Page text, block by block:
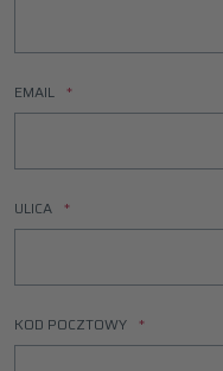
EMAIL
ULICA
KOD POCZTOWY